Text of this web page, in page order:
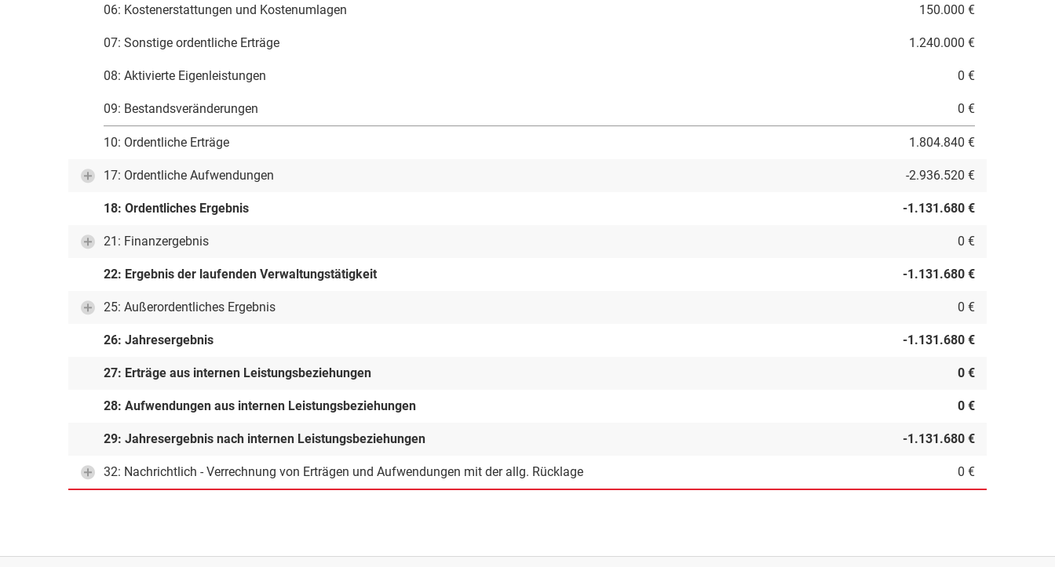
06: Kostenerstattungen und Kostenumlagen 150.000 €
07: Sonstige ordentliche Erträge 1.240.000 €
08: Aktivierte Eigenleistungen 0 €
09: Bestandsveränderungen 0 €
10: Ordentliche Erträge 1.804.840 €
17: Ordentliche Aufwendungen -2.936.520 €
18: Ordentliches Ergebnis -1.131.680 €
21: Finanzergebnis 0 €
22: Ergebnis der laufenden Verwaltungstätigkeit -1.131.680 €
25: Außerordentliches Ergebnis 0 €
26: Jahresergebnis -1.131.680 €
27: Erträge aus internen Leistungsbeziehungen 0 €
28: Aufwendungen aus internen Leistungsbeziehungen 0 €
29: Jahresergebnis nach internen Leistungsbeziehungen -1.131.680 €
32: Nachrichtlich - Verrechnung von Erträgen und Aufwendungen mit der allg. Rücklage 0 €